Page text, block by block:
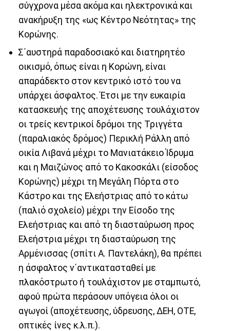
σύγχρονα μέσα ακόμα και ηλεκτρονικά και
ανακήρυξη της «ως Κέντρο Νεότητας» της
Κορώνης.
Σ΄αυστηρά παραδοσιακό και διατηρητέο
οικισμό, όπως είναι η Κορώνη, είναι
απαράδεκτο στον κεντρικό ιστό του να
υπάρχει άσφαλτος. Έτσι με την ευκαιρία
κατασκευής της αποχέτευσης τουλάχιστον
οι τρείς κεντρικοί δρόμοι της Τριγγέτα
(παραλιακός δρόμος) Περικλή Ράλλη από
οικία Λιβανά μέχρι το Μανιατάκειο Ίδρυμα
και η Μαιζώνος από το Κακοσκάλι (είσοδος
Κορώνης) μέχρι τη Μεγάλη Πόρτα στο
Κάστρο και της Ελεήστριας από το κάτω
(παλιό σχολείο) μέχρι την Είσοδο της
Ελεήστριας και από τη διασταύρωση προς
Ελεήστρια μέχρι τη διασταύρωση της
Αρμένισσας (σπίτι Α. Παντελάκη), θα πρέπει
η άσφαλτος ν΄αντικατασταθεί με
πλακόστρωτο ή τουλάχιστον με σταμπωτό,
αφού πρώτα περάσουν υπόγεια όλοι οι
αγωγοί (αποχέτευσης, ύδρευσης, ΔΕΗ, ΟΤΕ,
οπτικές ίνες κ.λ.π.).